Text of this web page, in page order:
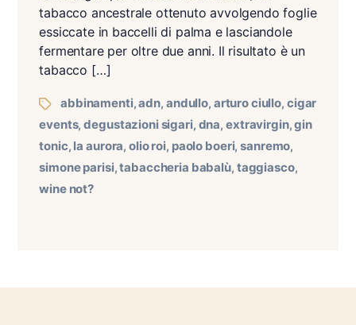
tabacco ancestrale ottenuto avvolgendo foglie
essiccate in baccelli di palma e lasciandole
fermentare per oltre due anni. Il risultato è un
tabacco […]
abbinamenti,adn, andullo, arturo ciullo, cigar
events,degustazioni sigari, dna,extravirgin,gin
tonic, la aurora,olio roi, paolo boeri,sanremo,
simone parisi,tabaccheria babalù, taggiasco,
wine not?